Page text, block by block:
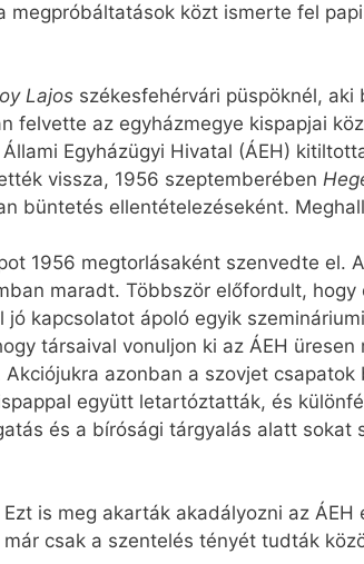
megpróbáltatások közt ismerte fel
Lajos székesfehérvári püspöknél,
felvette az egyházmegye kispapjai
Egyházügyi Hivatal (ÁEH)
vissza, 1956 szeptemberében
büntetés ellentételezéseként.
1956 megtorlásaként szenvedte el.
maradt. Többször előfordult,
kapcsolatot ápoló egyik
társaival vonuljon ki az ÁEH
azonban a szovjet
együtt letartóztatták, és
és a bírósági tárgyalás alatt
is meg akarták akadályozni az
csak a szentelés tényét tudták